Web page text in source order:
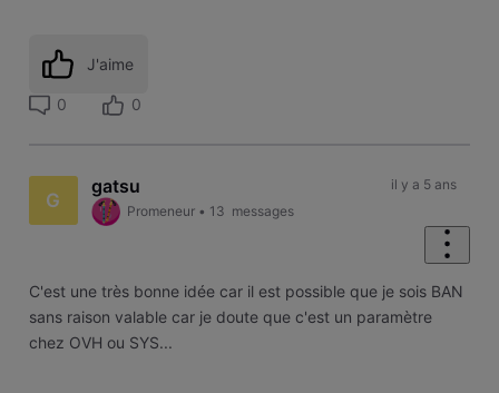
J'aime
0 0
G
gatsu
Promeneur • 13 messages
il y a 5 ans
C'est une très bonne idée car il est possible que je sois BAN
sans raison valable car je doute que c'est un paramètre
chez OVH ou SYS...